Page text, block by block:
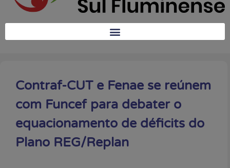
Contraf-CUT e Fenae se reúnem
com Funcef para debater o
equacionamento de déficits do
Plano REG/Replan